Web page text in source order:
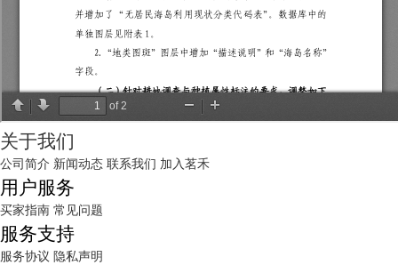
关于我们
公司简介 新闻动态 联系我们 加入茗禾
用户服务
买家指南 常见问题
服务支持
服务协议 隐私声明